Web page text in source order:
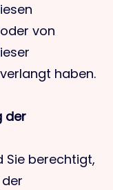
von
haben.
der
Sie berechtigt,